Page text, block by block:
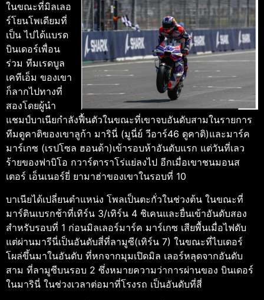
ในขณะที่มิลเลอ
ร์โยนโพเดียมที่
เป็น ไปได้แบรด
บินเดอร์เพื่อน
ร่วม ทีมเรดบูล
เคทีเอ็ม ของเขา
ก็ลากไปทางที่
สองโดยผู้นํา
แชมป์บาเนียกําลังฟื้นตัวในขณะที่เขาจบอันดับสามในรายการ
ทีมดูคาติของเขาลูก้า มารินี่ (มูนี่ย์ วีอาร์46 ดูคาติ)และมาร์ค
มาร์เกซ (เรปโซล ฮอนด้า)เข้ารอบห้าอันดับแรก แต่วันที่เลว
ร้ายของฟาบิโอ กวาร์ตาราโร่แย่ลงไป อีกเมื่อเขาชนมอนส
เตอร์ เอ็นเนอร์ยี่ ยามาฮ่าของเขาในรอบที่ 10
บาเนียได้เปลี่ยนตําแหน่ง โพลเป็นตะกั่วในช่วงต้น ในขณะที่
มาร์ตินเบรกช้าที่เทิร์น 3/เทิร์น 4 ชิเคนและยื่นเข้าอันดับสอง
สําหรับรอบที่ 1 ก่อนมิลเลอร์มาร์ค มาร์เกซ เสียพื้นเมื่อไฟดับ
แต่ผ่านมารีนี่เป็นอันดับสี่ที่ลามูซี(เทิร์น 7) ในขณะที่ไบเดอร์
โผล่ขึ้นมาในอันดับ ที่หกจากมุมเปิดมิล เลอร์หลุดจากอันดับ
สาม ที่ลามูซีบนรอบ 2 ซึ่งหมายความว่าการผ่านของ บินเดอร์
ในมารินี่ ในช่วงเวลาต่อมาที่โรงรถ เป็นอันดับที่สี่